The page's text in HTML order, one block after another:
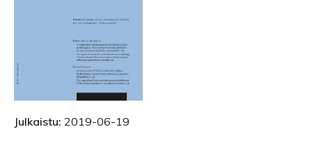
Julkaistu: 2019-06-19